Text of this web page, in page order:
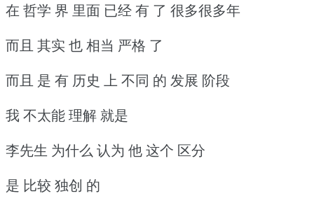
在 哲学 界 里面 已经 有 了 很多很多年
而且 其实 也 相当 严格 了
而且 是 有 历史 上 不同 的 发展 阶段
我 不太能 理解 就是
李先生 为什么 认为 他 这个 区分
是 比较 独创 的